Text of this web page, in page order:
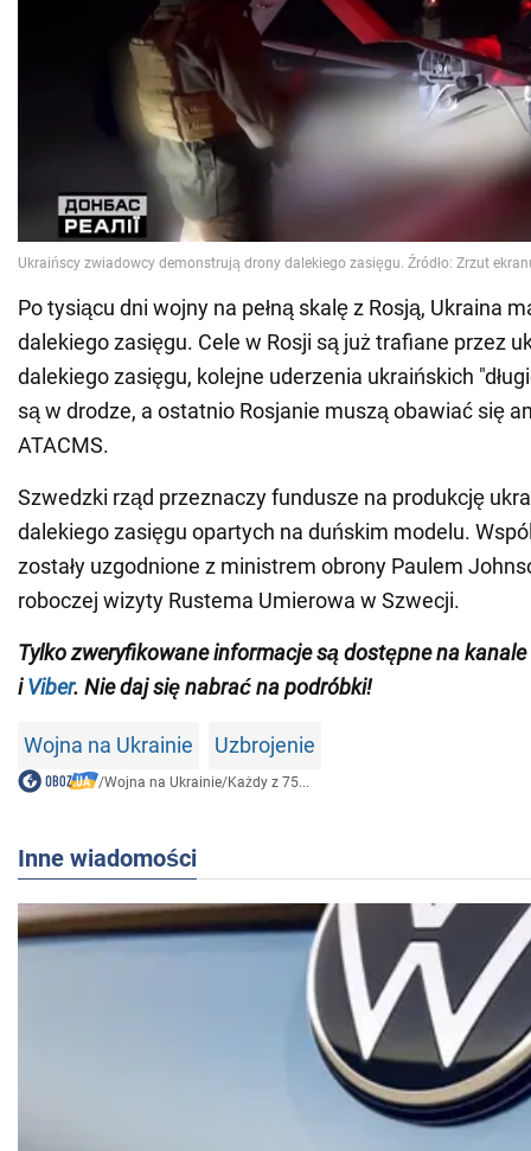
Po tysiącu dni wojny na pełną skalę z Rosją, Ukraina
dalekiego zasięgu. Cele w Rosji są już trafiane przez
dalekiego zasięgu, kolejne uderzenia ukraińskich
są w drodze, a ostatnio Rosjanie muszą obawiać się
ATACMS.
Szwedzki rząd przeznaczy fundusze na produkcję
dalekiego zasięgu opartych na duńskim modelu.
zostały uzgodnione z ministrem obrony Paulem
roboczej wizyty Rustema Umierowa w Szwecji.
Tylko zweryfikowane informacje są dostępne na kanale
iViber. Nie daj się nabrać na podróbki!
Wojna na Ukrainie Uzbrojenie
/Wojna na Ukrainie/Każdy z 75...
Inne wiadomości